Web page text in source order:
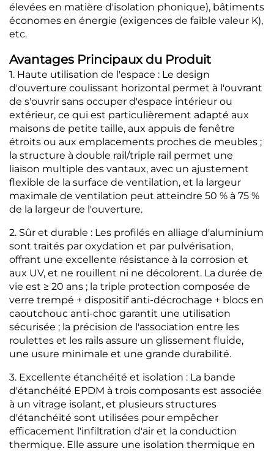
élevées en matière d'isolation phonique), bâtiments
économes en énergie (exigences de faible valeur K),
etc.
Avantages Principaux du Produit
1. Haute utilisation de l'espace : Le design
d'ouverture coulissant horizontal permet à l'ouvrant
de s'ouvrir sans occuper d'espace intérieur ou
extérieur, ce qui est particulièrement adapté aux
maisons de petite taille, aux appuis de fenêtre
étroits ou aux emplacements proches de meubles ;
la structure à double rail/triple rail permet une
liaison multiple des vantaux, avec un ajustement
flexible de la surface de ventilation, et la largeur
maximale de ventilation peut atteindre 50 % à 75 %
de la largeur de l'ouverture.
2. Sûr et durable : Les profilés en alliage d'aluminium
sont traités par oxydation et par pulvérisation,
offrant une excellente résistance à la corrosion et
aux UV, et ne rouillent ni ne décolorent. La durée de
vie est ≥ 20 ans ; la triple protection composée de
verre trempé + dispositif anti-décrochage + blocs en
caoutchouc anti-choc garantit une utilisation
sécurisée ; la précision de l'association entre les
roulettes et les rails assure un glissement fluide,
une usure minimale et une grande durabilité.
3. Excellente étanchéité et isolation : La bande
d'étanchéité EPDM à trois composants est associée
à un vitrage isolant, et plusieurs structures
d'étanchéité sont utilisées pour empêcher
efficacement l'infiltration d'air et la conduction
thermique. Elle assure une isolation thermique en